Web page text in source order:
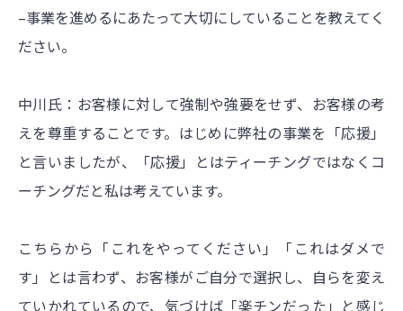
–事業を進めるにあたって大切にしていることを教えてく
ださい。
中川氏：お客様に対して強制や強要をせず、お客様の考
えを尊重することです。はじめに弊社の事業を「応援」
と言いましたが、「応援」とはティーチングではなくコ
ーチングだと私は考えています。
こちらから「これをやってください」「これはダメで
す」とは言わず、お客様がご自分で選択し、自らを変え
ていかれているので、気づけば「楽チンだった」と感じ